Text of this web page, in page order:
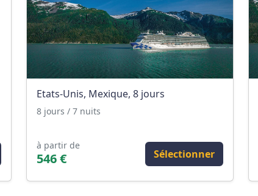
Etats-Unis, Mexique, 8 jours
8 jours / 7 nuits
à partir de
546 € Sélectionner